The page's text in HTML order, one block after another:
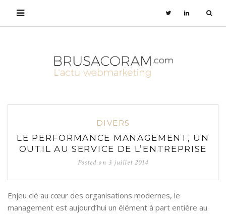
DIVERS
LE PERFORMANCE MANAGEMENT, UN
OUTIL AU SERVICE DE L’ENTREPRISE
Posted on 3 juillet 2014
Enjeu clé au cœur des organisations modernes, le
management est aujourd’hui un élément à part entière au